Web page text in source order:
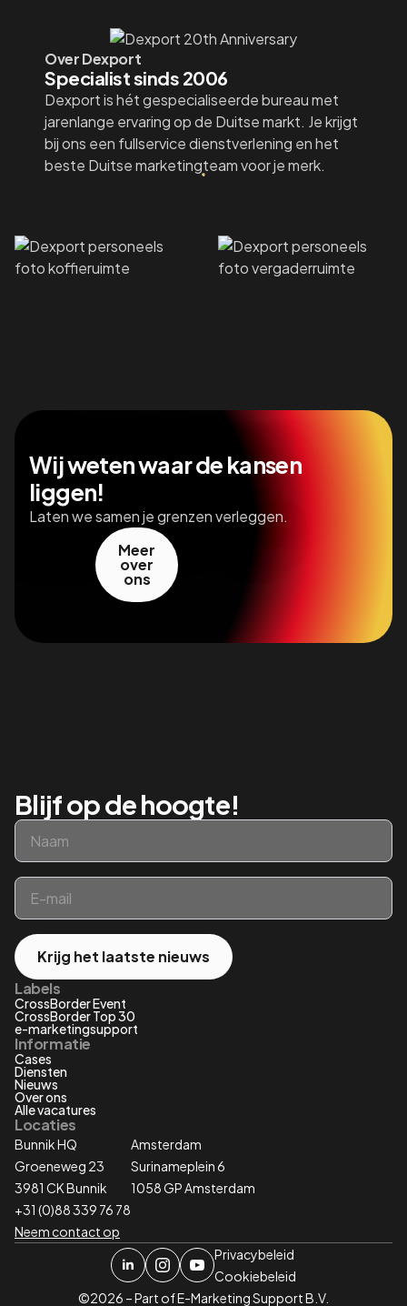
Over Dexport
Specialist sinds 2006
Dexport is hét gespecialiseerde bureau met
jarenlange ervaring op de Duitse markt. Je krijgt
bij ons een fullservice dienstverlening en het
beste Duitse marketingteam voor je merk.
Wij weten waar de kansen
liggen!
Laten we samen je grenzen verleggen.
Meer
over
ons
Blijf op de hoogte!
Naam
Email
Krijg het laatste nieuws
Labels
CrossBorder Event
CrossBorder Top 30
e-marketingsupport
Informatie
Cases
Diensten
Nieuws
Over ons
Alle vacatures
Locaties
Bunnik HQ
Groeneweg 23
3981 CK Bunnik
+31 (0)88 339 76 78
Neem contact op
Amsterdam
Surinameplein 6
1058 GP Amsterdam
Privacybeleid
Cookiebeleid
©2026 – Part of E-Marketing Support B.V.